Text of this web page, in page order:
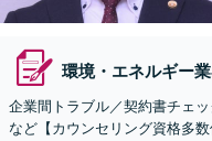
環境・エネルギー
企業間トラブル／契約書チェ
など【カウンセリング資格多